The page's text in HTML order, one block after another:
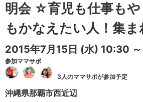
明会 ☆育児も仕事もや
もかなえたい人！集
2015年7月15日 (水) 10:30
参加ママサポ
3人のママサポが参加予定
沖縄県那覇市西近辺